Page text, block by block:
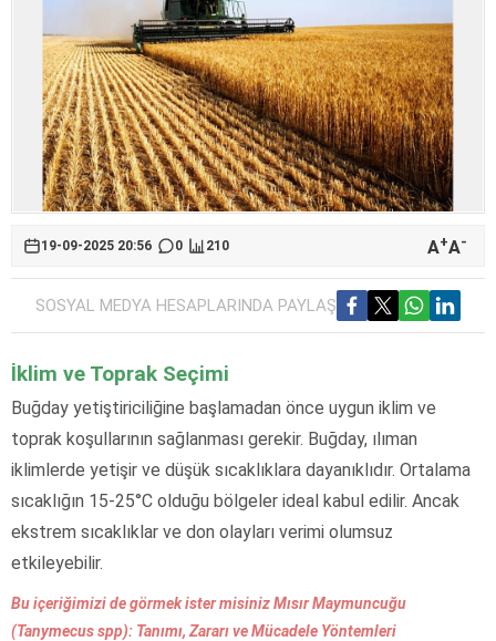
19-09-2025 20:56 0 210 A+A-
SOSYAL MEDYA HESAPLARINDA PAYLAŞ
İklim ve Toprak Seçimi
Buğday yetiştiriciliğine başlamadan önce uygun iklim ve
toprak koşullarının sağlanması gerekir. Buğday, ılıman
iklimlerde yetişir ve düşük sıcaklıklara dayanıklıdır. Ortalama
sıcaklığın 15-25°C olduğu bölgeler ideal kabul edilir. Ancak
ekstrem sıcaklıklar ve don olayları verimi olumsuz
etkileyebilir.
Bu içeriğimizi de görmek ister misiniz Mısır Maymuncuğu
(Tanymecus spp): Tanımı, Zararı ve Mücadele Yöntemleri